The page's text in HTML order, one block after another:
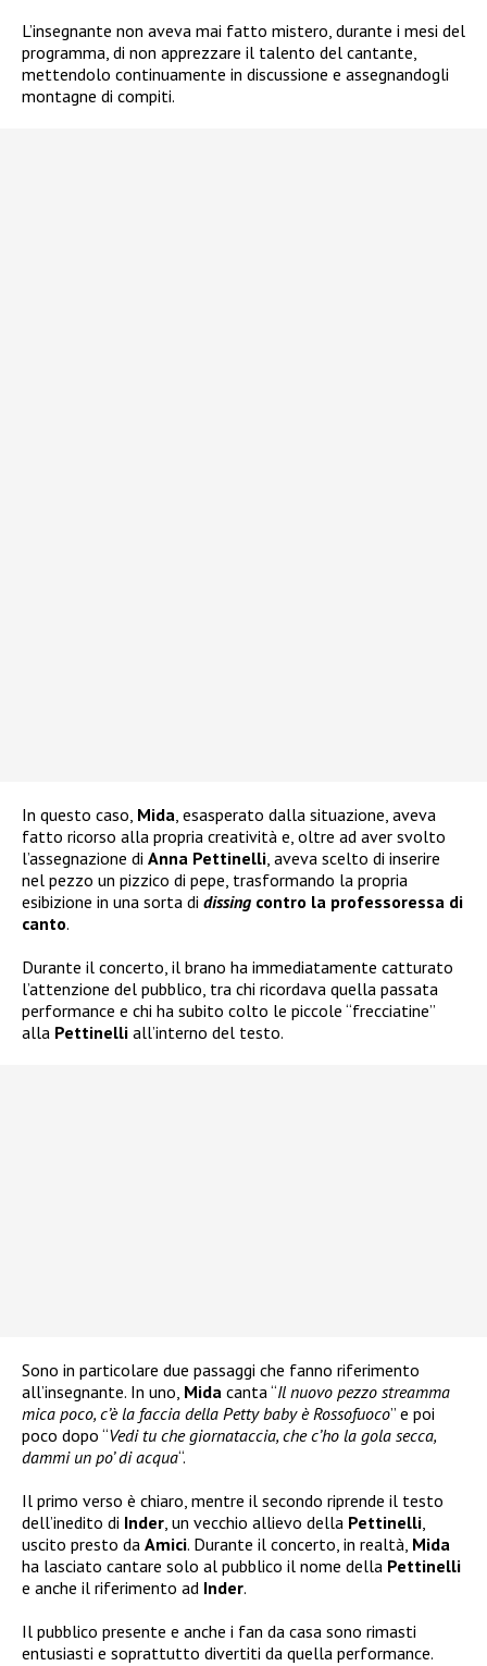
L’insegnante non aveva mai fatto mistero, durante i mesi del
programma, di non apprezzare il talento del cantante,
mettendolo continuamente in discussione e assegnandogli
montagne di compiti.
In questo caso, Mida, esasperato dalla situazione, aveva
fatto ricorso alla propria creatività e, oltre ad aver svolto
l’assegnazione di Anna Pettinelli, aveva scelto di inserire
nel pezzo un pizzico di pepe, trasformando la propria
esibizione in una sorta di dissing contro la professoressa di
canto.
Durante il concerto, il brano ha immediatamente catturato
l’attenzione del pubblico, tra chi ricordava quella passata
performance e chi ha subito colto le piccole “frecciatine”
alla Pettinelli all’interno del testo.
Sono in particolare due passaggi che fanno riferimento
all’insegnante. In uno, Mida canta “Il nuovo pezzo streamma
mica poco, c’è la faccia della Petty baby è Rossofuoco” e poi
poco dopo “Vedi tu che giornataccia, che c’ho la gola secca,
dammi un po’ di acqua“.
Il primo verso è chiaro, mentre il secondo riprende il testo
dell’inedito di Inder, un vecchio allievo della Pettinelli,
uscito presto da Amici. Durante il concerto, in realtà, Mida
ha lasciato cantare solo al pubblico il nome della Pettinelli
e anche il riferimento ad Inder.
Il pubblico presente e anche i fan da casa sono rimasti
entusiasti e soprattutto divertiti da quella performance.